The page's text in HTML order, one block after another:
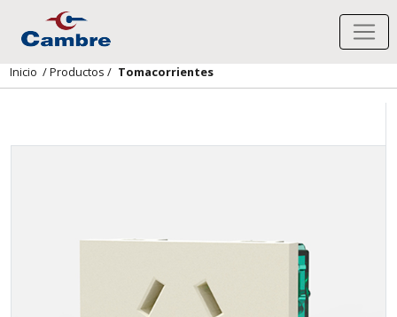
Inicio /Productos / Tomacorrientes